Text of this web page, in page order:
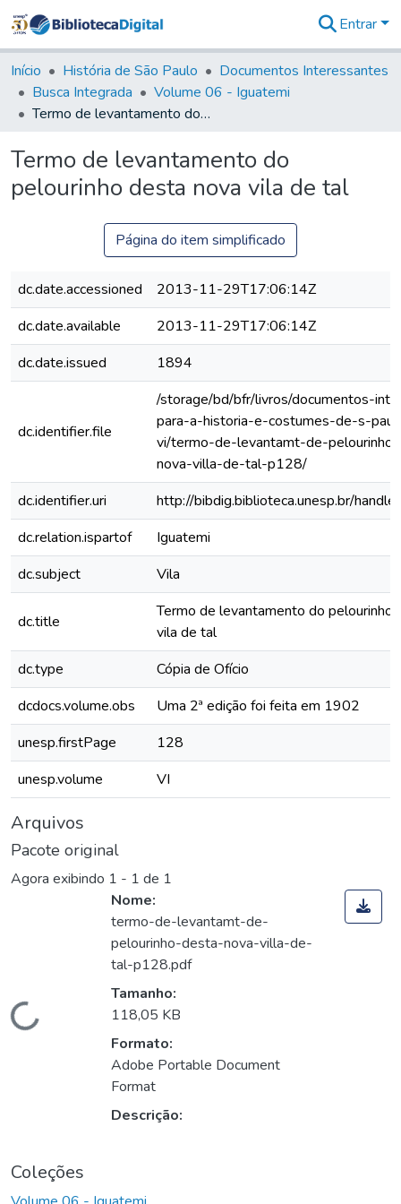
&
Coleções
Tudo na
Biblioteca
Estatísticas
Entrar
Início História de São Paulo
Documentos Interessantes
Busca Integrada
Volume 06 - Iguatemi
Termo de levantamento do pelourinho desta nova vila de tal
Termo de levantamento do
pelourinho desta nova vila de tal
Página do item simplificado
dc.date.accessioned
2013-11-29T17:06:14Z
dc.date.available
2013-11-29T17:06:14Z
dc.date.issued
1894
dc.identifier.file
/storage/bd/bfr/livros/documentos-
para-a-historia-e-costumes-de-s-
vi/termo-de-levantamt-de-
nova-villa-de-tal-p128/
dc.identifier.uri
http://bibdig.biblioteca.unesp.br/
dc.relation.ispartof
Iguatemi
dc.subject
Vila
dc.title
Termo de levantamento do pelourinho
vila de tal
dc.type
Cópia de Ofício
dcdocs.volume.obs
Uma 2ª edição foi feita em 1902
unesp.firstPage
128
unesp.volume
VI
Arquivos
Pacote original
Agora exibindo 1 - 1 de 1
Carregando...
Nome:
termo-de-levantamt-de-
pelourinho-desta-nova-villa-de-
tal-p128.pdf
Tamanho:
118,05 KB
Formato:
Adobe Portable Document
Format
Descrição:
Coleções